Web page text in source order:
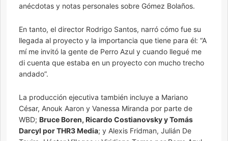
anécdotas y notas personales sobre Gómez Bolaños.
En tanto, el director Rodrigo Santos, narró cómo fue su
llegada al proyecto y la importancia que tiene para él: “A
mí me invitó la gente de Perro Azul y cuando llegué me
di cuenta que estaba en un proyecto con mucho trecho
andado”.
La producción ejecutiva también incluye a Mariano
César, Anouk Aaron y Vanessa Miranda por parte de
WBD; Bruce Boren, Ricardo Costianovsky y Tomás
Darcyl por THR3 Media; y Alexis Fridman, Julián De